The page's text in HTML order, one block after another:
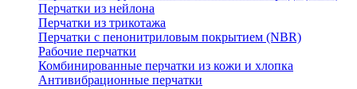
Перчатки из нейлона
Перчатки из трикотажа
Перчатки с пенонитриловым покрытием (NBR)
Рабочие перчатки
Комбинированные перчатки из кожи и хлопка
Антивибрационные перчатки